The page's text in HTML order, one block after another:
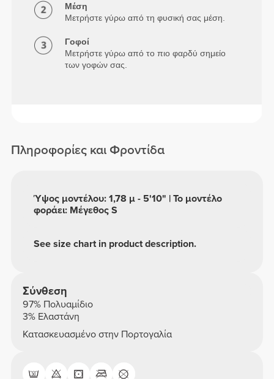
Μέση
Μετρήστε γύρω από τη φυσική σας μέση.
Γοφοί
Μετρήστε γύρω από το πιο φαρδύ σημείο
των γοφών σας.
Πληροφορίες και Φροντίδα
See size chart in product description.
Ύψος μοντέλου: 1,78 μ - 5'10" | Το μοντέλο
φοράει: Μέγεθος S
Σύνθεση
97% Πολυαμίδιο
3% Ελαστάνη
Κατασκευασμένο στην Πορτογαλία